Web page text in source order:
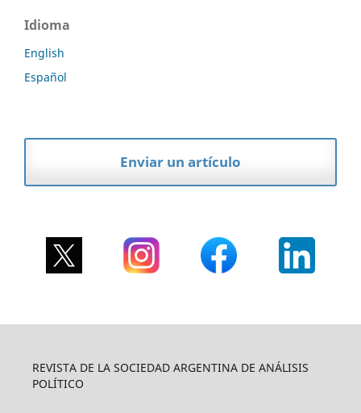
Idioma
English
Español
Enviar un artículo
REVISTA DE LA SOCIEDAD ARGENTINA DE ANÁLISIS
POLÍTICO